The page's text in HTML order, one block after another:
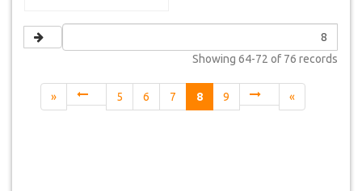
Showing 64-72 of 76 records
« 5 6 7 8 9 »